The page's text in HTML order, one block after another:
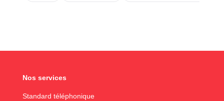
Nos services
Standard téléphonique